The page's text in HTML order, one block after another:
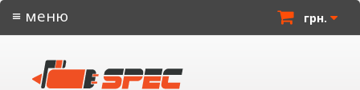
грн.
≡ меню